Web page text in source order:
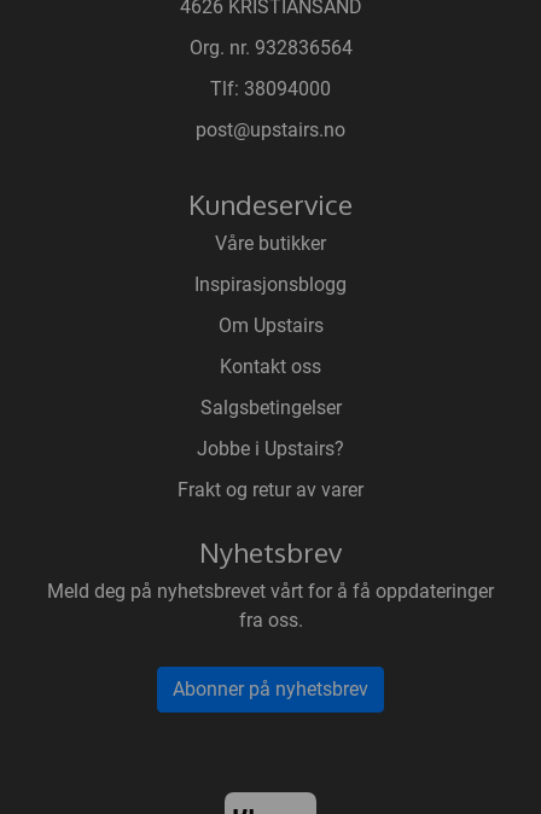
4626 KRISTIANSAND
Org. nr. 932836564
Tlf: 38094000
post@upstairs.no
Kundeservice
Våre butikker
Inspirasjonsblogg
Om Upstairs
Kontakt oss
Salgsbetingelser
Jobbe i Upstairs?
Frakt og retur av varer
Nyhetsbrev
Meld deg på nyhetsbrevet vårt for å få oppdateringer
fra oss.
Abonner på nyhetsbrev